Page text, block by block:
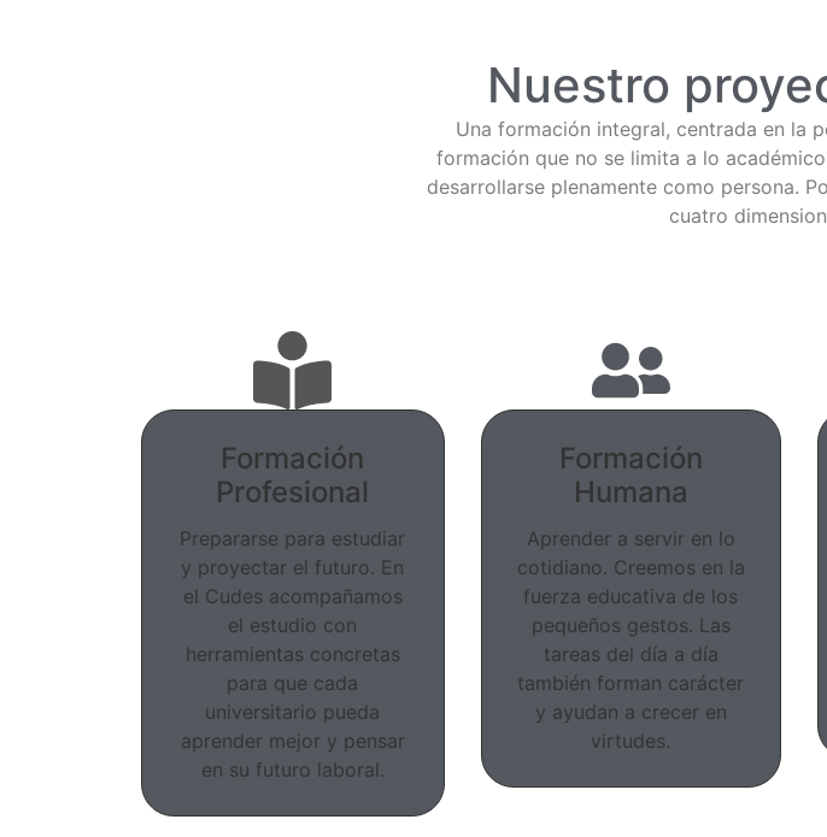
Nuestro
Una formación integral, centrada en la
formación que no se limita a lo
desarrollarse plenamente como persona.
cuatro
Formación
Profesional
Prepararse para estudiar
y proyectar el futuro. En
el Cudes acompañamos
el estudio con
herramientas concretas
para que cada
universitario pueda
aprender mejor y pensar
en su futuro laboral.
Formación
Humana
Aprender a servir en lo
cotidiano. Creemos en la
fuerza educativa de los
pequeños gestos. Las
tareas del día a día
también forman carácter
y ayudan a crecer en
virtudes.